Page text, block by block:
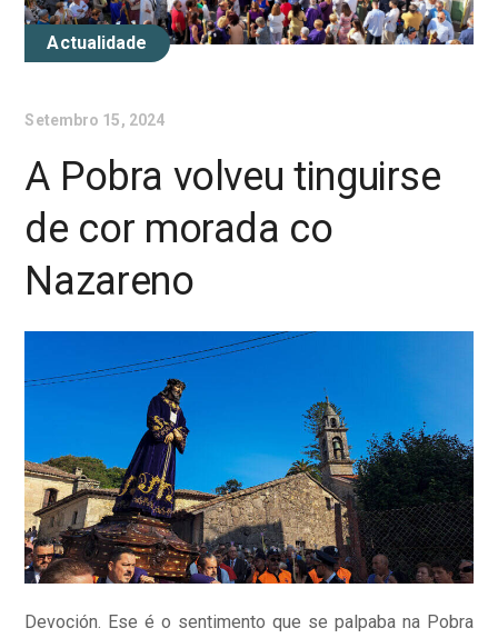
Actualidade
Setembro 15, 2024
A Pobra volveu tinguirse
de cor morada co
Nazareno
Devoción. Ese é o sentimento que se palpaba na Pobra